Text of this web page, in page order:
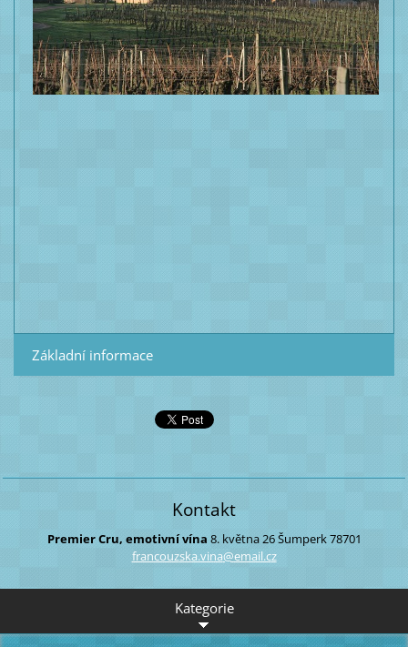
Základní informace
Kontakt
Premier Cru, emotivní vína 8. května 26Šumperk78701
francouzska.vina@email.cz
Kategorie